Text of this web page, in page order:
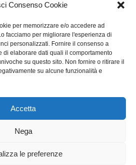
Consenso Cookie
per memorizzare e/o accedere ad
facciamo per migliorare l'esperienza di
personalizzati. Fornire il consenso a
di elaborare dati quali il comportamento
su questo sito. Non fornire o ritirare il
su alcune funzionalità e
Accetta
Nega
le preferenze
Musica Nera news Notizie
Lombardia
Notizie Provincia di Brescia
utilizza i cookie. Continuando a utilizzare